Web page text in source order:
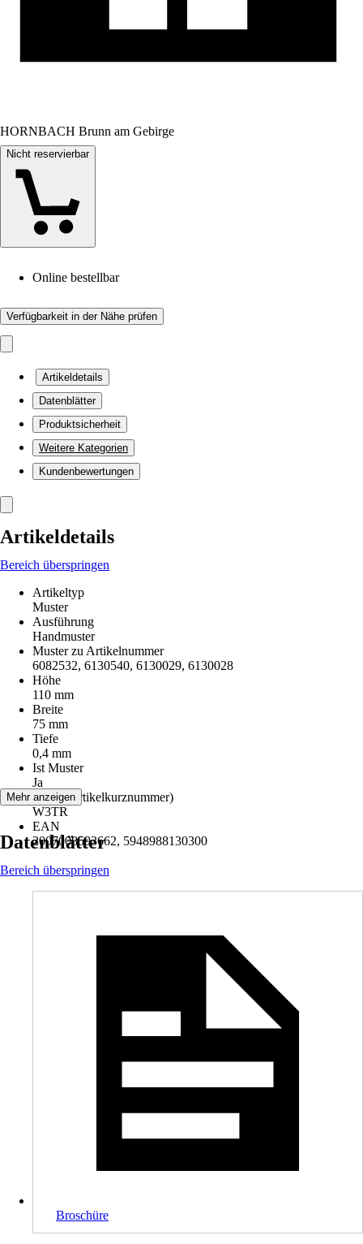
HORNBACH Brunn am Gebirge
Nicht reservierbar
Online bestellbar
Verfügbarkeit in der Nähe prüfen
Artikeldetails
Datenblätter
Produktsicherheit
Weitere Kategorien
Kundenbewertungen
Artikeldetails
Bereich überspringen
Artikeltyp
Muster
Ausführung
Handmuster
Muster zu Artikelnummer
6082532, 6130540, 6130029, 6130028
Höhe
110 mm
Breite
75 mm
Tiefe
0,4 mm
Ist Muster
Ja
AKN (Artikelkurznummer)
W3TR
EAN
2007008593662, 5948988130300
Mehr anzeigen
Datenblätter
Bereich überspringen
Broschüre